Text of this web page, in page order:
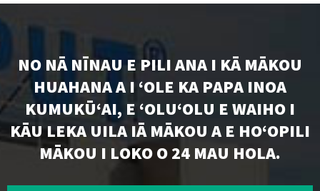
NO NĀ NĪNAU E PILI ANA I KĀ MĀKOU
HUAHANA A I ʻOLE KA PAPA INOA
KUMUKŪʻAI, E ʻOLUʻOLU E WAIHO I
KĀU LEKA UILA IĀ MĀKOU A E HOʻOPILI
MĀKOU I LOKO O 24 MAU HOLA.